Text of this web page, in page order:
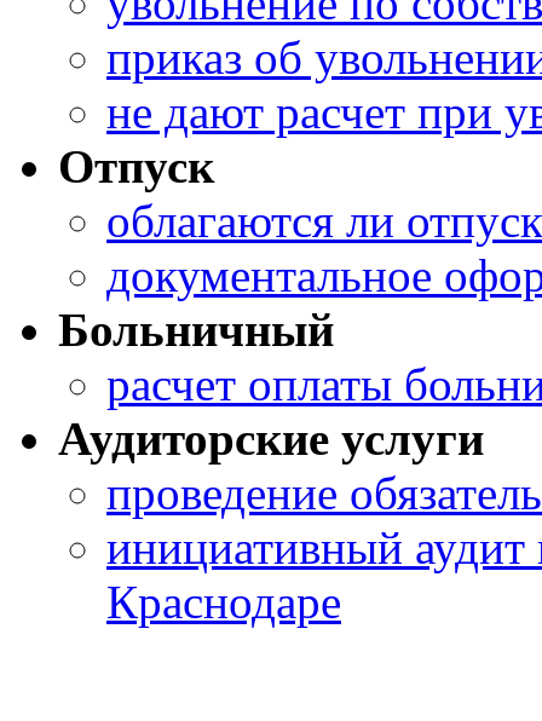
приказ об
не дают расчет при
Отпуск
облагаются ли
документальное
Больничный
расчет оплаты
Аудиторские услуги
проведение
инициативный аудит
Краснодаре